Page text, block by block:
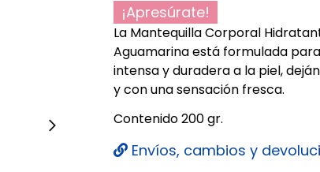
¡Apresúrate!
La Mantequilla Corporal
Aguamarina está formulada
intensa y duradera a la piel,
y con una sensación fresca.
Contenido 200 gr.
Envíos, cambios y